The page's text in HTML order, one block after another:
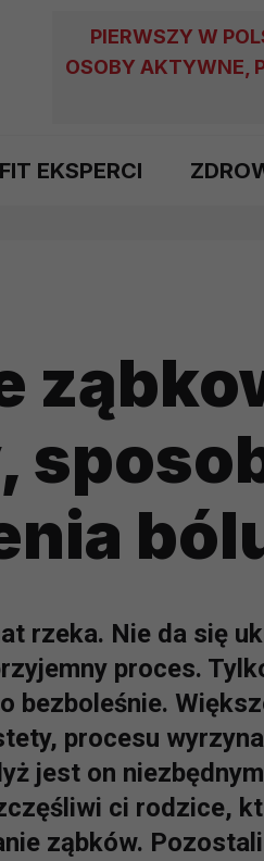
PIERWSZY W
OSOBY AKTYWNE,
FIT EKSPERCI
rzeka. Nie da się
proces.
bezboleśnie.
procesu
jest on
ci rodzice,
ząbków.